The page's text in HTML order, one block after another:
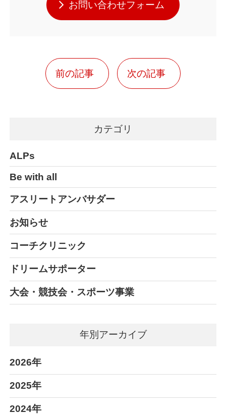
お問い合わせフォーム
前の記事 次の記事
カテゴリ
ALPs
Be with all
アスリートアンバサダー
お知らせ
コーチクリニック
ドリームサポーター
大会・競技会・スポーツ事業
年別アーカイブ
2026年
2025年
2024年